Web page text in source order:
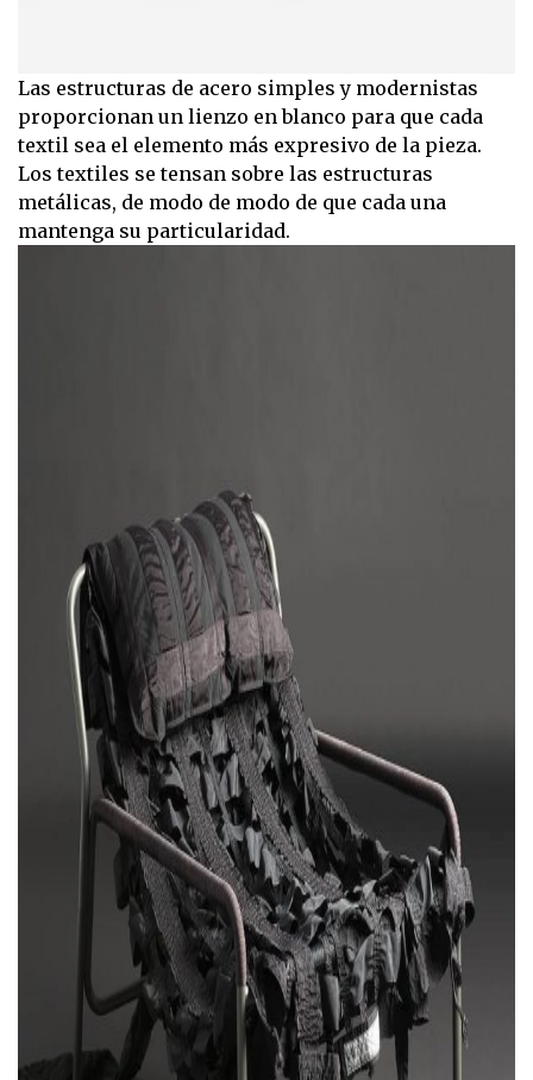
Las estructuras de acero simples y modernistas
proporcionan un lienzo en blanco para que cada
textil sea el elemento más expresivo de la pieza.
Los textiles se tensan sobre las estructuras
metálicas, de modo de modo de que cada una
mantenga su particularidad.